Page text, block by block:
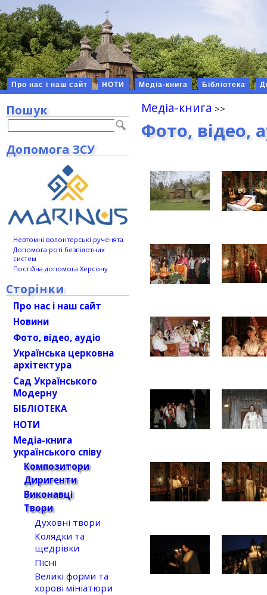
Про нас і наш сайт НОТИ Медіа-книга Бібліотека
Медіа-книга
Фото, відео,
Пошук
Допомога ЗСУ
Невтомні волонтерські рученята
Допомога роті безпілотних
систем
Постійна допомога Херсону
Сторінки
Про нас і наш сайт
Новини
Фото, відео, аудіо
Українська церковна
архітектура
Сад Українського
Модерну
БІБЛІОТЕКА
НОТИ
Медіа-книга
українського співу
Композитори
Диригенти
Виконавці
Твори
Духовні твори
Колядки та
щедрівки
Пісні
Великі форми та
хорові мініатюри